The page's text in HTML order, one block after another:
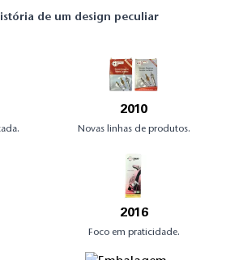
de um design peculiar
2010
Novas linhas de produtos.
2016
Foco em praticidade.